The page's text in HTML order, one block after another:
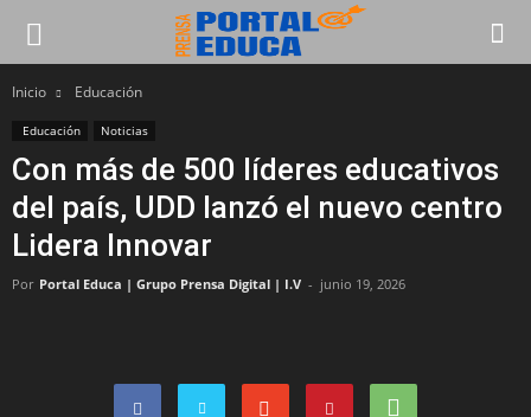
Inicio Educación
Educación Noticias
Con más de 500 líderes educativos
del país, UDD lanzó el nuevo centro
Lidera Innovar
Por Portal Educa | Grupo Prensa Digital | I.V - junio 19, 2026